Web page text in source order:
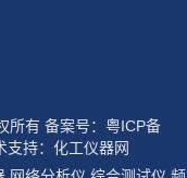
所有 备案号：粤ICP备
支持： 化工仪器网